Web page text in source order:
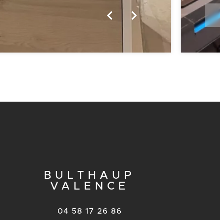
BULTHAUP
VALENCE
04 58 17 26 86